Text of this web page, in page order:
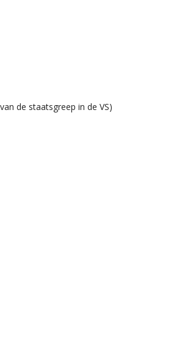
de staatsgreep in de VS)